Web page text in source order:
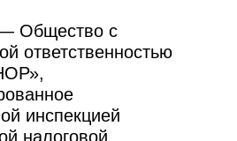
Общество с
ответственностью
инспекцией
налоговой